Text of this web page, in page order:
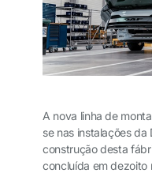
A nova linha de
se nas instalações da
construção desta
concluída em dezoito